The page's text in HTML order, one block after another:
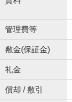
管理費等
敷金(保証金)
礼金
償却 / 敷引